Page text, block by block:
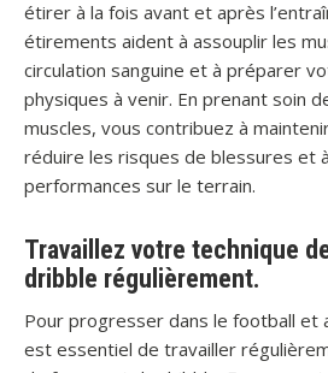
étirer à la fois avant et après
étirements aident à assouplir les
circulation sanguine et à préparer
physiques à venir. En prenant soin
muscles, vous contribuez à
réduire les risques de blessures et
performances sur le terrain.
Travaillez votre technique
dribble régulièrement.
Pour progresser dans le football et
est essentiel de travailler